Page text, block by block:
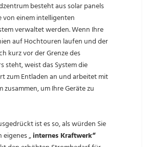
besteht aus solar panels
von einem intelligenten
verwaltet werden. Wenn Ihre
auf Hochtouren laufen und der
kurz vor der Grenze des
steht, weist das System die
zum Entladen an und arbeitet mit
zusammen, um Ihre Geräte zu
ist es so, als würden Sie
eigenes „internes Kraftwerk“